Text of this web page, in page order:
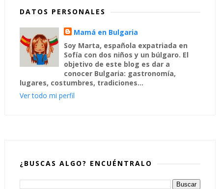
DATOS PERSONALES
Mamá en Bulgaria
Soy Marta, española expatriada en
Sofía con dos niños y un búlgaro. El
objetivo de este blog es dar a
conocer Bulgaria: gastronomía,
lugares, costumbres, tradiciones...
Ver todo mi perfil
¿BUSCAS ALGO? ENCUÉNTRALO